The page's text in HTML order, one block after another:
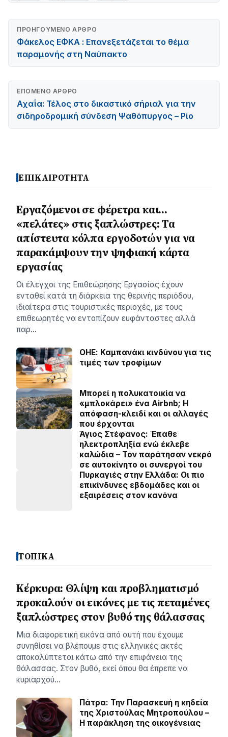
ΠΡΟΗΓΟΎΜΕΝΟ ΆΡΘΡΟ
Φάκελος ΕΦΚΑ : Επανεξετάζεται το θέμα
παραμονής στη Ναύπακτο
ΕΠΌΜΕΝΟ ΆΡΘΡΟ
Αχαΐα: Τέλος στο δικαστικό σήριαλ για την
σιδηροδρομική σύνδεση Ψαθόπυργος – Ρίο
ΕΠΙΚΑΙΡΟΤΗΤΑ
Εργαζόμενοι σε φέρετρα και…
«πελάτες» στις ξαπλώστρες: Τα
απίστευτα κόλπα εργοδοτών για να
παρακάμψουν την ψηφιακή κάρτα
εργασίας
Οι έλεγχοι της Επιθεώρησης Εργασίας έχουν
ενταθεί κατά τη διάρκεια της θερινής περιόδου,
ιδιαίτερα στις τουριστικές περιοχές, με τους
επιθεωρητές να εντοπίζουν ευφάνταστες αλλά
παρ…
ΟΗΕ: Καμπανάκι κινδύνου για τις
τιμές των τροφίμων
Μπορεί η πολυκατοικία να
«μπλοκάρει» ένα Airbnb; Η
απόφαση-κλειδί και οι αλλαγές
που έρχονται
Άγιος Στέφανος: Έπαθε
ηλεκτροπληξία ενώ έκλεβε
καλώδια – Τον παράτησαν νεκρό
σε αυτοκίνητο οι συνεργοί του
Πυρκαγιές στην Ελλάδα: Οι πιο
επικίνδυνες εβδομάδες και οι
εξαιρέσεις στον κανόνα
ΤΟΠΙΚΑ
Κέρκυρα: Θλίψη και προβληματισμό
προκαλούν οι εικόνες με τις πεταμένες
ξαπλώστρες στον βυθό της θάλασσας
Μια διαφορετική εικόνα από αυτή που έχουμε
συνηθίσει να βλέπουμε στις ελληνικές ακτές
αποκαλύπτεται κάτω από την επιφάνεια της
θάλασσας. Στον βυθό, εκεί όπου θα έπρεπε να
κυριαρχού…
Πάτρα: Την Παρασκευή η κηδεία
της Χριστούλας Μητροπούλου –
Η παράκληση της οικογένειας